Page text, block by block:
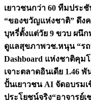
เยาวชนกว่า 60 ทีมประ
“ของขวัญแห่งชาติ” ดึง
บุหรี่ตั้งแต่วัย 9 ขวบ ผนึก
ดูแลสุขภาพวช.หนุน “ร
Dashboard แห่งชาติคุม
เจาะตลาดอินเดีย 1.46
ปั้นเยาวชน AI จัดอบรม
ประโยชน์จริง“อาจารย์